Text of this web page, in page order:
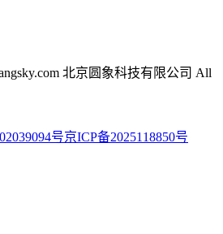
北京圆象科技有限公司 All
号京ICP备2025118850号